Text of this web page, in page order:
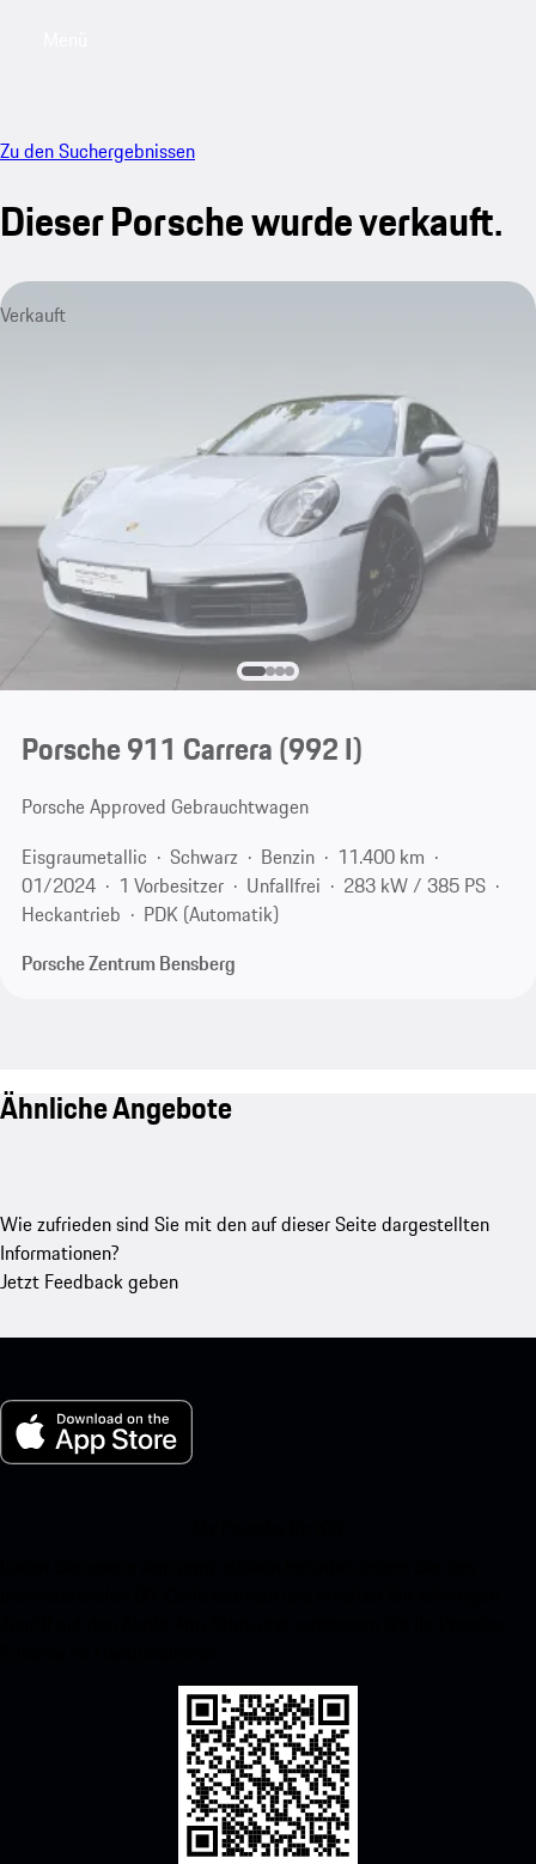
Zu den Suchergebnissen
Dieser Porsche wurde verkauft.
Verkauft
Porsche 911 Carrera(992 I)
Porsche Approved Gebrauchtwagen
Eisgraumetallic
Schwarz Benzin
11.400 km
01/2024
1 Vorbesitzer Unfallfrei
283 kW / 385 PS
Heckantrieb
PDK (Automatik)
Porsche Zentrum Bensberg
Ähnliche Angebote
Wie zufrieden sind Sie mit den auf dieser Seite dargestellten
Informationen?
Jetzt Feedback geben